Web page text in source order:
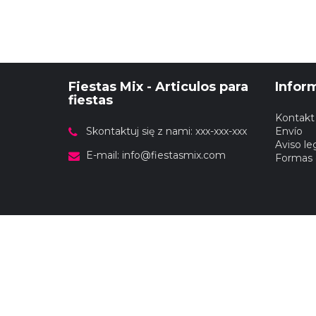
Fiestas Mix - Articulos para
fiestas
Skontaktuj się z nami: xxx-xxx-xxx
E-mail: info@fiestasmix.com
Envío
Aviso